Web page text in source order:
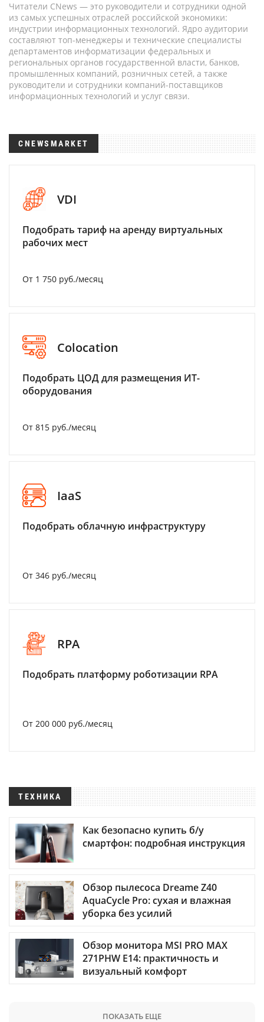
Читатели CNews — это руководители и сотрудники одной
из самых успешных отраслей российской экономики:
индустрии информационных технологий. Ядро аудитории
составляют топ-менеджеры и технические специалисты
департаментов информатизации федеральных и
региональных органов государственной власти, банков,
промышленных компаний, розничных сетей, а также
руководители и сотрудники компаний-поставщиков
информационных технологий и услуг связи.
CNEWSMARKET
VDI
Подобрать тариф на аренду виртуальных
рабочих мест
От 1 750 руб./месяц
Colocation
Подобрать ЦОД для размещения ИТ-
оборудования
От 815 руб./месяц
IaaS
Подобрать облачную инфраструктуру
От 346 руб./месяц
RPA
Подобрать платформу роботизации RPA
От 200 000 руб./месяц
ТЕХНИКА
Как безопасно купить б/у
смартфон: подробная инструкция
Обзор пылесоса Dreame Z40
AquaCycle Pro: сухая и влажная
уборка без усилий
Обзор монитора MSI PRO MAX
271PHW E14: практичность и
визуальный комфорт
ПОКАЗАТЬ ЕЩЕ